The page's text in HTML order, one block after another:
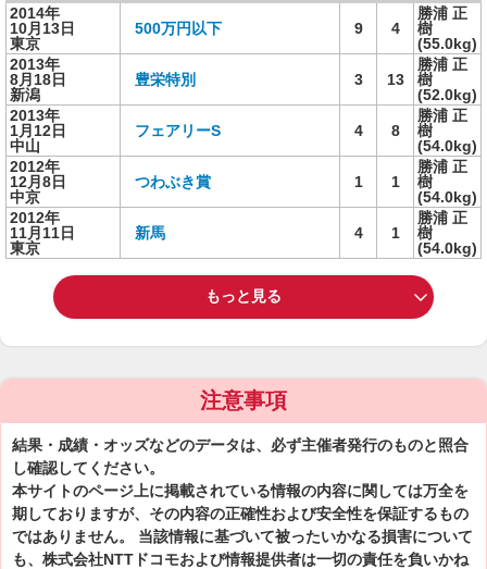
2014年
10月13日
東京
500万円以下 9 4
勝浦 正
樹
(55.0kg)
2013年
8月18日
新潟
豊栄特別 3 13
勝浦 正
樹
(52.0kg)
2013年
1月12日
中山
フェアリーS 4 8
勝浦 正
樹
(54.0kg)
2012年
12月8日
中京
つわぶき賞 1 1
勝浦 正
樹
(54.0kg)
2012年
11月11日
東京
新馬 4 1
勝浦 正
樹
(54.0kg)
もっと見る
注意事項
結果・成績・オッズなどのデータは、必ず主催者発行のものと照合
し確認してください。
本サイトのページ上に掲載されている情報の内容に関しては万全を
期しておりますが、その内容の正確性および安全性を保証するもの
ではありません。 当該情報に基づいて被ったいかなる損害について
も、株式会社NTTドコモおよび情報提供者は一切の責任を負いかね